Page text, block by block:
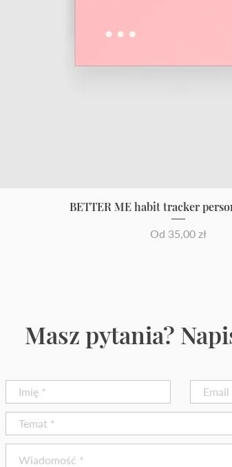
BETTER ME habit tracker
Od 35,00 zł
Cena rabatowa
Masz pytania?